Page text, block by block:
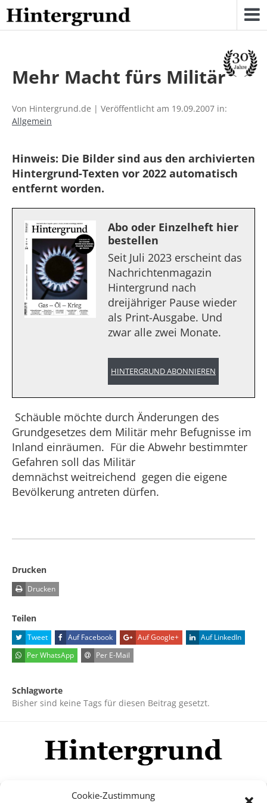
Cookie-Zustimmung
Skip
to
content
Mehr Macht fürs Militär
Von Hintergrund.de | Veröffentlicht am 19.09.2007 in:
Allgemein
Hinweis: Die Bilder sind aus den archivierten
Hintergrund-Texten vor 2022 automatisch
entfernt worden.
Abo oder Einzelheft hier
bestellen
Seit Juli 2023 erscheint das
Nachrichtenmagazin
Hintergrund nach
dreijähriger Pause wieder
als Print-Ausgabe. Und
zwar alle zwei Monate.
HINTERGRUND ABONNIEREN
Schäuble möchte durch Änderungen des
Grundgesetzes dem Militär mehr Befugnisse im
Inland einräumen. Für die Abwehr bestimmter
Gefahren soll das Militär
demnächst weitreichend gegen die eigene
Bevölkerung antreten dürfen.
Drucken
Drucken
Teilen
Tweet Auf Facebook Auf Google+
Auf LinkedIn
Per WhatsApp
Per E-Mail
Schlagworte
Bisher sind keine Tags für diesen Beitrag gesetzt.